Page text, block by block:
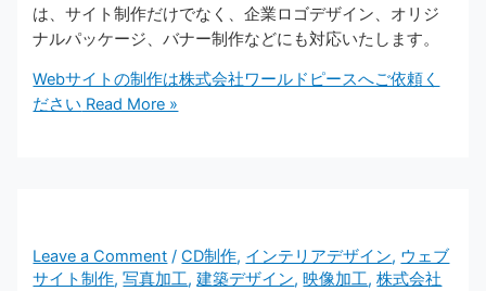
は、サイト制作だけでなく、企業ロゴデザイン、オリジ
ナルパッケージ、バナー制作などにも対応いたします。
Webサイトの制作は株式会社ワールドピースへご依頼く
ださい Read More »
Leave a Comment /CD制作, インテリアデザイン, ウェブ
サイト制作,写真加工,建築デザイン,映像加工,株式会社